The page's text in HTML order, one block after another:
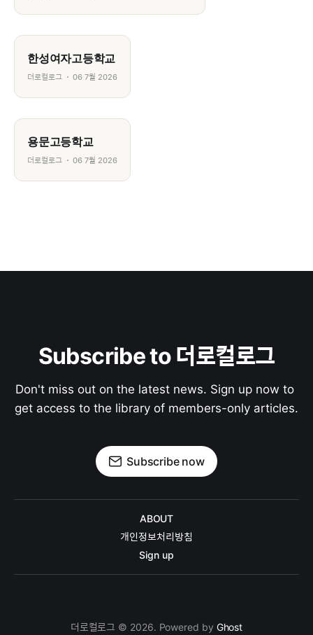
한성여자고등학교
더로컬로그 06 7월 2026
용문고등학교
더로컬로그 06 7월 2026
Subscribe to 더로컬로그
Don't miss out on the latest news. Sign up now to
get access to the library of members-only articles.
Subscribe now
ABOUT
개인정보처리방침
Sign up
더로컬로그 © 2026. Powered by Ghost